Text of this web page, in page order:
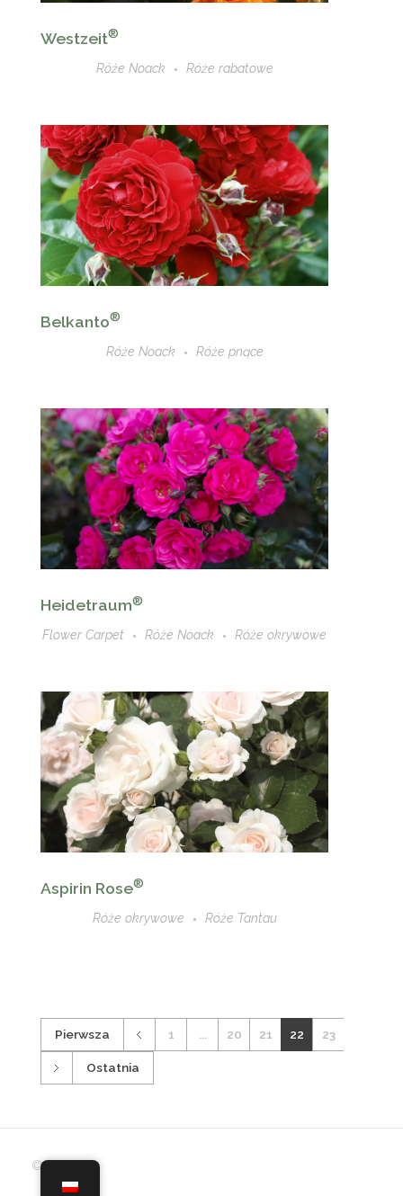
Westzeit®
Róże Noack Róże rabatowe
Belkanto®
Róże Noack Róże pnące
Heidetraum®
Flower Carpet Róże Noack Róże okrywowe
Aspirin Rose®
Róże okrywowe Róże Tantau
Pierwsza 1 20 21 22 23
Ostatnia
© 2019